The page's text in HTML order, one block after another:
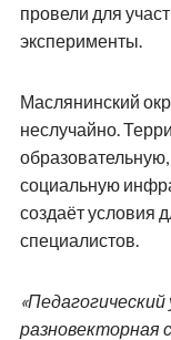
провели для
эксперименты.
Маслянинский
неслучайно.
социальную
создаёт условия
специалистов.
разновекторная